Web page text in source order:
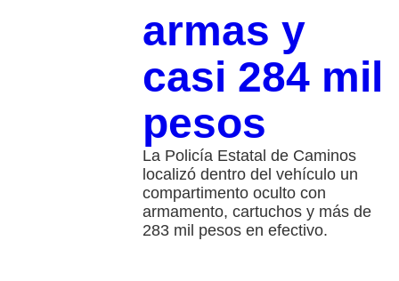
armas y
casi 284 mil
pesos
La Policía Estatal de Caminos
localizó dentro del vehículo un
compartimento oculto con
armamento, cartuchos y más de
283 mil pesos en efectivo.